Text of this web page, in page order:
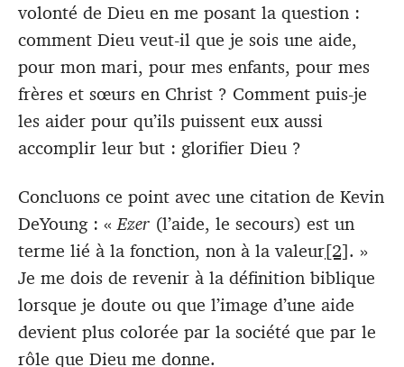
volonté de Dieu en me posant la question :
comment Dieu veut-il que je sois une aide,
pour mon mari, pour mes enfants, pour mes
frères et sœurs en Christ ? Comment puis-je
les aider pour qu’ils puissent eux aussi
accomplir leur but : glorifier Dieu ?
Concluons ce point avec une citation de Kevin
DeYoung : «Ezer (l’aide, le secours) est un
terme lié à la fonction, non à la valeur[2]. »
Je me dois de revenir à la définition biblique
lorsque je doute ou que l’image d’une aide
devient plus colorée par la société que par le
rôle que Dieu me donne.